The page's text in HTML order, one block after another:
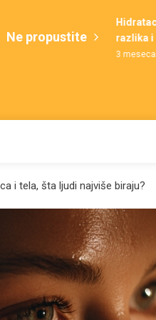
Ne propustite
Hidratacija i
razlika i
3 meseca ago
i tela, šta ljudi najviše biraju?